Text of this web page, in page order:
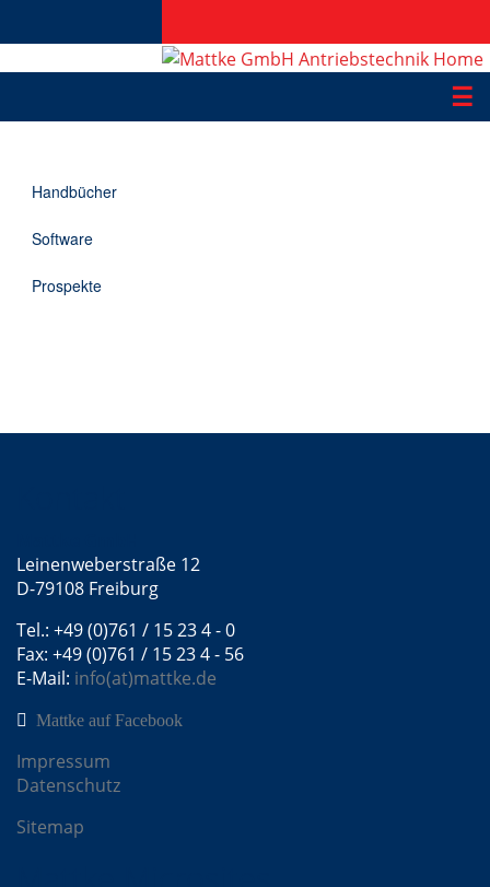
☰
Applikationen
Informationen
Downloads
Handbücher
Software
Prospekte
Leinenweberstraße 12
D-79108 Freiburg
Tel.: +49 (0)761 / 15 23 4 - 0
Fax: +49 (0)761 / 15 23 4 - 56
E-Mail: info(at)mattke.de
Mattke auf Facebook
Impressum
Datenschutz
Sitemap